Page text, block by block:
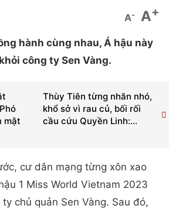
A- A+
hành cùng nhau, Á hậu này
công ty Sen Vàng.
Thùy Tiên từng nhăn nhó,
khổ sở vì rau củ, bối rối
cầu cứu Quyền Linh:...
mật
cư dân mạng từng xôn xao
1 Miss World Vietnam 2023
chủ quản Sen Vàng. Sau đó,